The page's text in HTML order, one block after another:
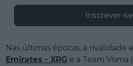
Inscrever-se
Nas últimas épocas, a rivalidade
Emirates - XRG e a Team Visma